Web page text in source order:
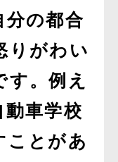
の都合
りがわい
。例え
車学校
ことがあ